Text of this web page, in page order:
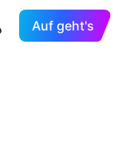
Auf geht's